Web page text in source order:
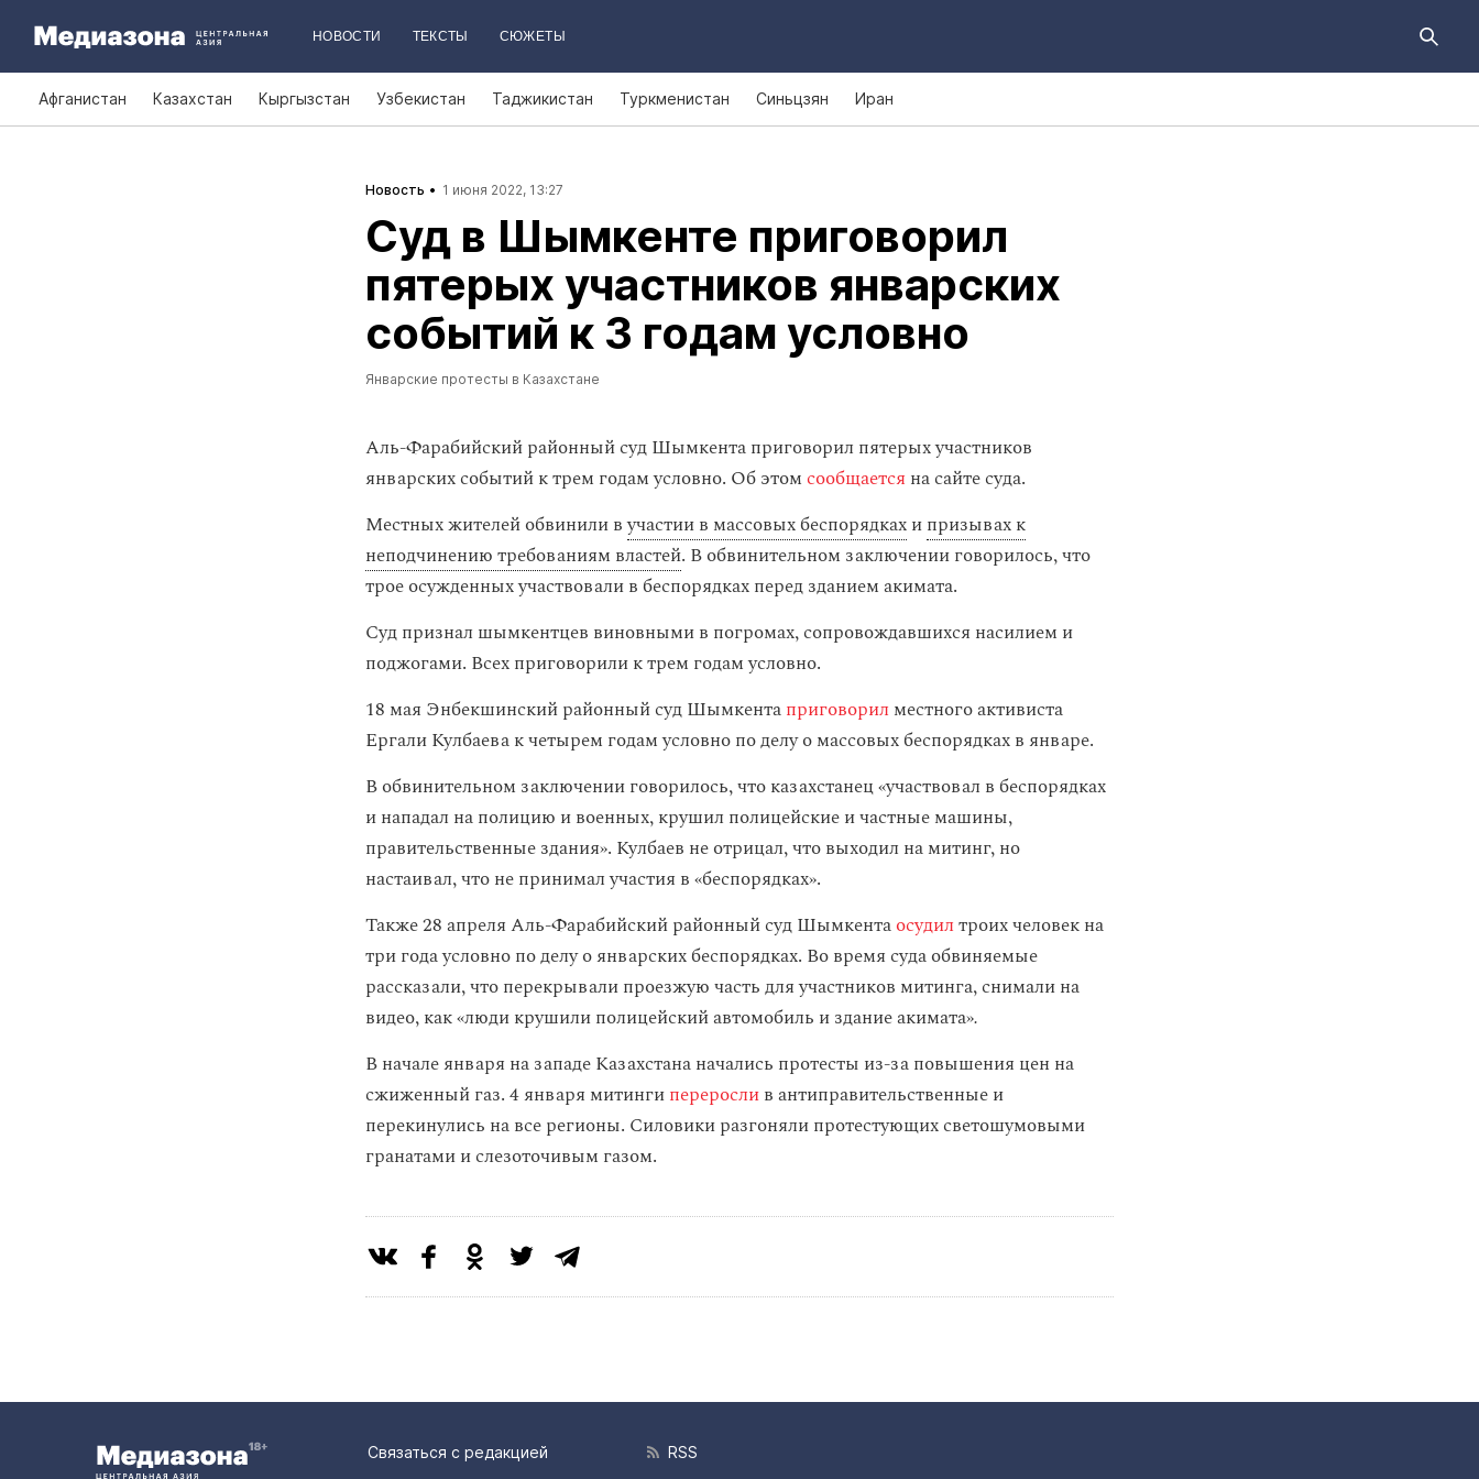
НОВОСТИ ТЕКСТЫ СЮЖЕТЫ
Афганистан Казахстан Кыргызстан Узбекистан Таджикистан Туркменистан Синьцзян Иран
Новость 1 июня 2022, 13:27
Суд в Шымкенте приговорил
пятерых участников январских
событий к 3 годам условно
Январские протесты в Казахстане
Аль-Фарабийский районный суд Шымкента приговорил пятерых участников
январских событий к трем годам условно. Об этомсообщается на сайте суда.
Местных жителей обвинили вучастии в массовых беспорядкахипризывах к
неподчинению требованиям властей. В обвинительном заключении говорилось, что
трое осужденных участвовали в беспорядках перед зданием акимата.
Суд признал шымкентцев виновными в погромах, сопровождавшихся насилием и
поджогами. Всех приговорили к трем годам условно.
18 мая Энбекшинский районный суд Шымкентаприговорил местного активиста
Ергали Кулбаева к четырем годам условно по делу о массовых беспорядках в январе.
В обвинительном заключении говорилось, что казахстанец «участвовал в беспорядках
и нападал на полицию и военных, крушил полицейские и частные машины,
правительственные здания». Кулбаев не отрицал, что выходил на митинг, но
настаивал, что не принимал участия в «беспорядках».
Также 28 апреля Аль-Фарабийский районный суд Шымкентаосудилтроих человек на
три года условно по делу о январских беспорядках. Во время суда обвиняемые
рассказали, что перекрывали проезжую часть для участников митинга, снимали на
видео, как «люди крушили полицейский автомобиль и здание акимата».
В начале января на западе Казахстана начались протесты из-за повышения цен на
сжиженный газ. 4 января митингиперерослив антиправительственные и
перекинулись на все регионы. Силовики разгоняли протестующих светошумовыми
гранатами и слезоточивым газом.
Связаться с редакцией RSS